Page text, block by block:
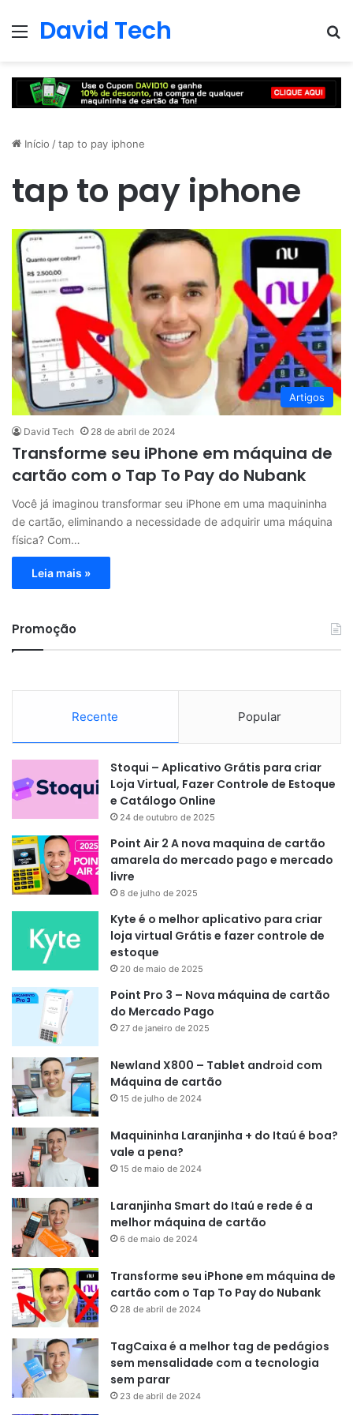
Menu
David Tech
Início /tap to pay iphone
tap to pay iphone
Artigos
David Tech 28 de abril de 2024
Transforme seu iPhone em máquina de
cartão com o Tap To Pay do Nubank
Você já imaginou transformar seu iPhone em uma maquininha
de cartão, eliminando a necessidade de adquirir uma máquina
física? Com…
Leia mais »
Promoção
Recente Popular
Stoqui – Aplicativo Grátis para criar
Loja Virtual, Fazer Controle de Estoque
e Catálogo Online
24 de outubro de 2025
Point Air 2 A nova maquina de cartão
amarela do mercado pago e mercado
livre
8 de julho de 2025
Kyte é o melhor aplicativo para criar
loja virtual Grátis e fazer controle de
estoque
20 de maio de 2025
Point Pro 3 – Nova máquina de cartão
do Mercado Pago
27 de janeiro de 2025
Newland X800 – Tablet android com
Máquina de cartão
15 de julho de 2024
Maquininha Laranjinha + do Itaú é boa?
vale a pena?
15 de maio de 2024
Laranjinha Smart do Itaú e rede é a
melhor máquina de cartão
6 de maio de 2024
Transforme seu iPhone em máquina de
cartão com o Tap To Pay do Nubank
28 de abril de 2024
TagCaixa é a melhor tag de pedágios
sem mensalidade com a tecnologia
sem parar
23 de abril de 2024